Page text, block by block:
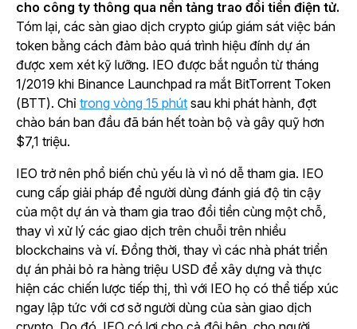
cho công ty thông qua nền tảng trao đổi tiền điện tử.
Tóm lại, các sàn giao dịch crypto giúp giám sát việc bán
token bằng cách đảm bảo quá trình hiệu đính dự án
được xem xét kỹ lưỡng. IEO được bắt nguồn từ tháng
1/2019 khi Binance Launchpad ra mắt BitTorrent Token
(BTT). Chỉ trong vòng 15 phút sau khi phát hành, đợt
chào bán ban đầu đã bán hết toàn bộ và gây quỹ hơn
$7,1 triệu.
IEO trở nên phổ biến chủ yếu là vì nó dễ tham gia. IEO
cung cấp giải pháp để người dùng đánh giá độ tin cậy
của một dự án và tham gia trao đổi tiền cùng một chỗ,
thay vì xử lý các giao dịch trên chuỗi trên nhiều
blockchains và ví. Đồng thời, thay vì các nhà phát triển
dự án phải bỏ ra hàng triệu USD để xây dựng và thực
hiện các chiến lược tiếp thị, thì với IEO họ có thể tiếp xúc
ngay lập tức với cơ sở người dùng của sàn giao dịch